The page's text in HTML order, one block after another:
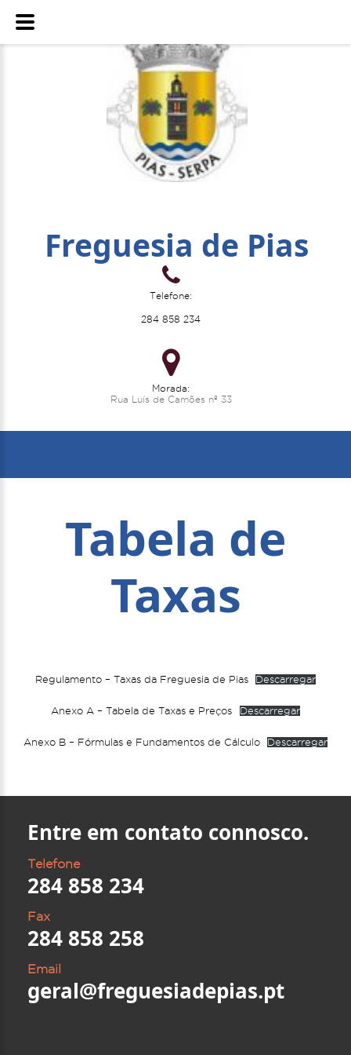
Freguesia de Pias
Telefone:
284 858 234
Morada:
Rua Luís de Camões nº 33
Tabela de
Taxas
Regulamento – Taxas da Freguesia de Pias Descarregar
Anexo A – Tabela de Taxas e Preços Descarregar
Anexo B – Fórmulas e Fundamentos de Cálculo Descarregar
Entre em contato connosco.
Telefone
284 858 234
Fax
284 858 258
Email
geral@freguesiadepias.pt